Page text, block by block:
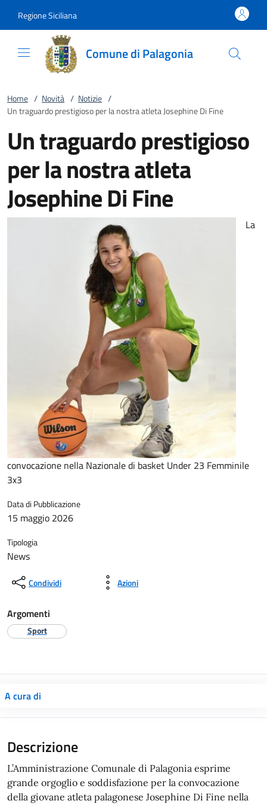
Regione Siciliana
Comune di Palagonia
Home / Novità / Notizie /
Un traguardo prestigioso per la nostra atleta Josephine Di Fine
Un traguardo prestigioso
per la nostra atleta
Josephine Di Fine
La
convocazione nella Nazionale di basket Under 23 Femminile
3x3
Data di Pubblicazione
15 maggio 2026
Tipologia
News
Condividi Azioni
Argomenti
Sport
A cura di
L’Amministrazione Comunale di Palagonia esprime
grande orgoglio e soddisfazione per la convocazione
della giovane atleta palagonese Josephine Di Fine nella